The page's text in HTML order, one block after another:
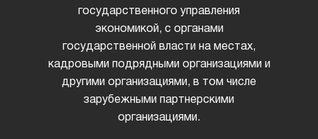
государственного управления
экономикой, с органами
государственной власти на местах,
кадровыми подрядными организациями и
другими организациями, в том числе
зарубежными партнерскими
организациями.